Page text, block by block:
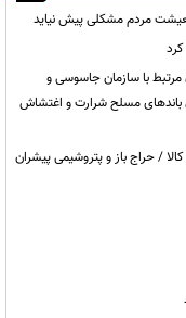
معیشت مردم مشکلی پیش نیاید
۲۱ نفر از مزدوران مرتبط با سازمان جاسوسی و
و بازداشت ۴ نفر از اعضای باندهای مسلح شرارت و اغتشاش
بورس کالا / حراج باز و پتروشیمی پیشران